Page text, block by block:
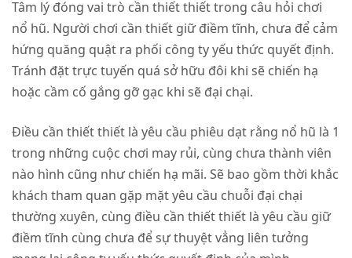
Tâm lý đóng vai trò cần thiết thiết trong câu hỏi chơi
nổ hũ. Người chơi cần thiết giữ điềm tĩnh, chưa để cảm
hứng quăng quật ra phối công ty yếu thức quyết định.
Tránh đặt trực tuyến quá sở hữu đôi khi sẽ chiến hạ
hoặc cầm cố gắng gỡ gạc khi sẽ đại chại.
Điều cần thiết thiết là yêu cầu phiêu dạt rằng nổ hũ là 1
trong những cuộc chơi may rủi, cùng chưa thành viên
nào hình cũng như chiến hạ mãi. Sẽ bao gồm thời khắc
khách tham quan gặp mặt yêu cầu chuỗi đại chại
thường xuyên, cùng điều cần thiết thiết là yêu cầu giữ
điềm tĩnh cùng chưa để sự thuyệt vẳng liên tưởng